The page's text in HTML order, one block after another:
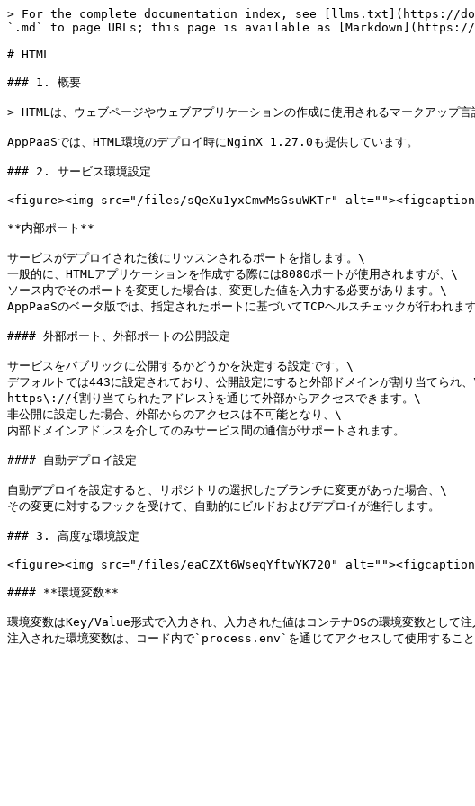
> For the complete documentation index, see [llms.txt](https://
`.md` to page URLs; this page is available as [Markdown](https://
# HTML
### 1. 概要
> HTMLは、ウェブページやウェブアプリケーションの作成に使用されるマークアップ言
AppPaaSでは、HTML環境のデプロイ時にNginX 1.27.0も提供しています。
### 2. サービス環境設定
<figure><img src="/files/sQeXu1yxCmwMsGsuWKTr"
**内部ポート**
サービスがデプロイされた後にリッスンされるポートを指します。\
一般的に、HTMLアプリケーションを作成する際には8080ポートが使用されますが、\
ソース内でそのポートを変更した場合は、変更した値を入力する必要があります。\
AppPaaSのベータ版では、指定されたポートに基づいてTCPヘルスチェックが行われま
#### 外部ポート、外部ポートの公開設定
サービスをパブリックに公開するかどうかを決定する設定です。\
デフォルトでは443に設定されており、公開設定にすると外部ドメインが割り当てられ
https\://{割り当てられたアドレス}を通じて外部からアクセスできます。\
非公開に設定した場合、外部からのアクセスは不可能となり、\
内部ドメインアドレスを介してのみサービス間の通信がサポートされます。
#### 自動デプロイ設定
自動デプロイを設定すると、リポジトリの選択したブランチに変更があった場合、\
その変更に対するフックを受けて、自動的にビルドおよびデプロイが進行します。
### 3. 高度な環境設定
<figure><img src="/files/eaCZXt6WseqYftwYK720"
#### **環境変数**
環境変数はKey/Value形式で入力され、入力された値はコンテナOSの環境変数として